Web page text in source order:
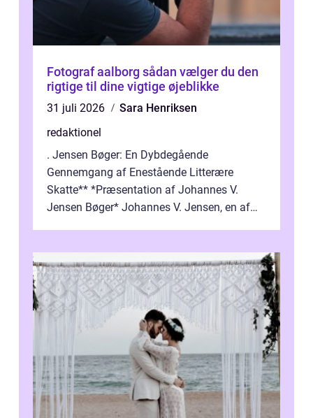
Fotograf aalborg sådan vælger du den
rigtige til dine vigtige øjeblikke
31 juli 2026
Sara Henriksen
redaktionel
. Jensen Bøger: En Dybdegående
Gennemgang af Enestående Litterære
Skatte** *Præsentation af Johannes V.
Jensen Bøger* Johannes V. Jensen, en af